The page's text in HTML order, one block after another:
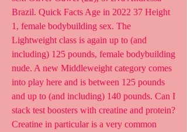
Brazil. Quick Facts Age in 2022 37 Height
1, female bodybuilding sex. The
Lightweight class is again up to (and
including) 125 pounds, female bodybuilding
nude. A new Middleweight category comes
into play here and is between 125 pounds
and up to (and including) 140 pounds. Can I
stack test boosters with creatine and protein?
Creatine in particular is a very common